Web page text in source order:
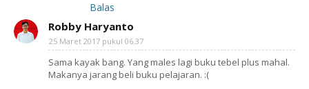
Balas
Robby Haryanto
25 Maret 2017 pukul 06.37
Sama kayak bang. Yang males lagi buku tebel plus mahal.
Makanya jarang beli buku pelajaran. :(